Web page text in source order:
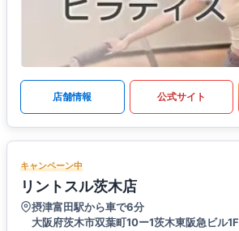
店舗情報 公式サイト
キャンペーン中
リントスル茨木店
摂津富田駅から車で6分
大阪府茨木市双葉町10ー1茨木東阪急ビル1F